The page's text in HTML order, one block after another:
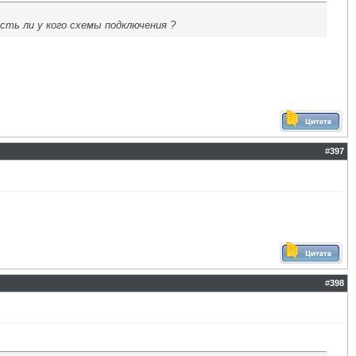
ли у кого схемы подключения ?
#397
#398